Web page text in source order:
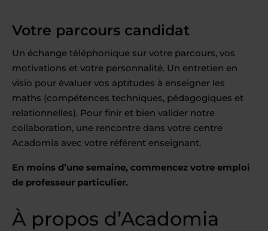
Votre parcours candidat
Un échange téléphonique sur votre parcours, vos
motivations et votre personnalité. Un entretien en
visio pour évaluer vos aptitudes à enseigner les
maths (compétences techniques, pédagogiques et
relationnelles). Pour finir et bien valider notre
collaboration, une rencontre dans votre centre
Acadomia avec votre référent enseignant.
En moins d’une semaine, commencez votre emploi
de professeur particulier.
À propos d’Acadomia